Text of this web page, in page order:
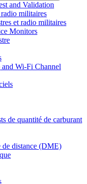
and Validation
radio militaires
et radio militaires
Monitors
Wi-Fi Channel
de quantité de carburant
de distance (DME)